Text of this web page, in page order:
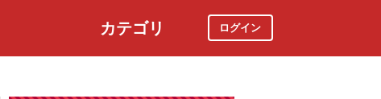
カテゴリ ログイン